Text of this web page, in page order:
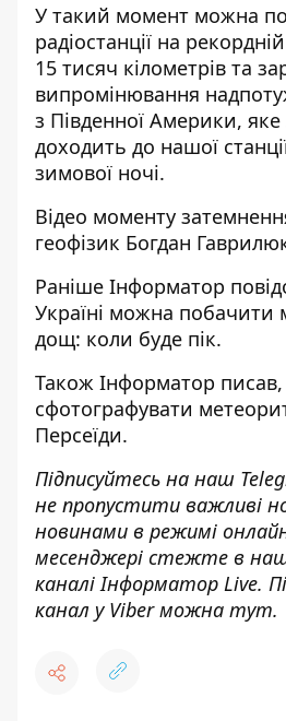
У такий момент можна
радіостанції на
15 тисяч кілометрів та
випромінювання
з Південної Америки,
доходить до нашої
зимової ночі.
Відео моменту
геофізик Богдан
Раніше Інформатор
Україні можна побачити
дощ: коли буде пік.
Також Інформатор
сфотографувати
Персеїди.
Підписуйтесь на наш
не пропустити важливі
новинами в режимі
месенджері стежте в
каналі Інформатор Live.
канал у Viber можна тут.